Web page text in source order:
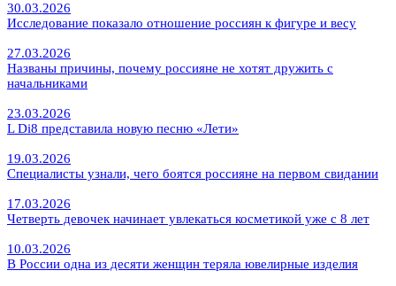
30.03.2026
Исследование показало отношение россиян к фигуре и весу
27.03.2026
Названы причины, почему россияне не хотят дружить с
начальниками
23.03.2026
L Di8 представила новую песню «Лети»
19.03.2026
Специалисты узнали, чего боятся россияне на первом свидании
17.03.2026
Четверть девочек начинает увлекаться косметикой уже с 8 лет
10.03.2026
В России одна из десяти женщин теряла ювелирные изделия